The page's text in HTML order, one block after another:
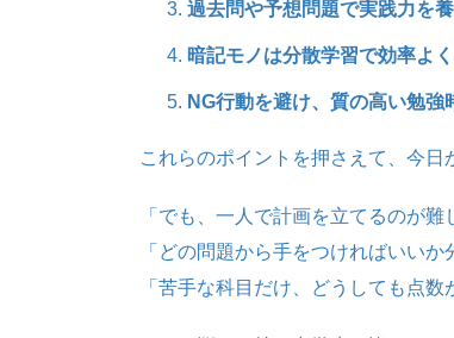
過去問や予想問題で実践力を養
暗記モノは分散学習で効率よく
NG行動を避け、質の高い勉強
これらのポイントを押さえて、今日
「でも、一人で計画を立てるのが難
「どの問題から手をつければいいか
「苦手な科目だけ、どうしても点数